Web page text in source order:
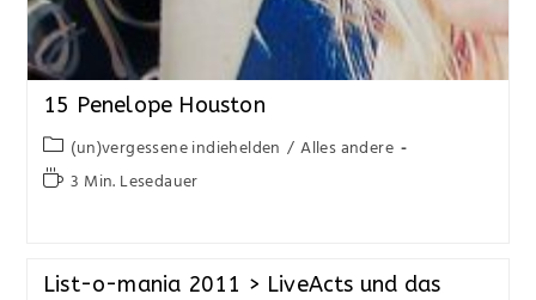
15 Penelope Houston
(un)vergessene indiehelden / Alles andere
3 Min. Lesedauer
List-o-mania 2011 > LiveActs und das